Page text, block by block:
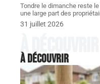
Tondre le dimanche reste
une large part des
31 juillet 2026
À découvrir
À découvrir